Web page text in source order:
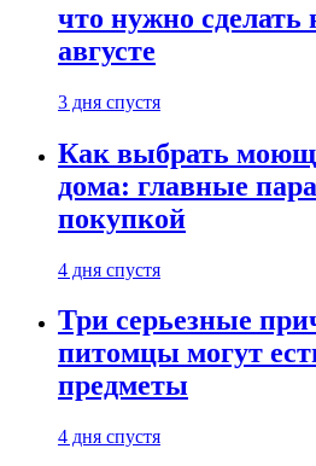
что нужно сделать
августе
3 дня спустя
Как выбрать
дома: главные
покупкой
4 дня спустя
Три серьезные
питомцы могут
предметы
4 дня спустя